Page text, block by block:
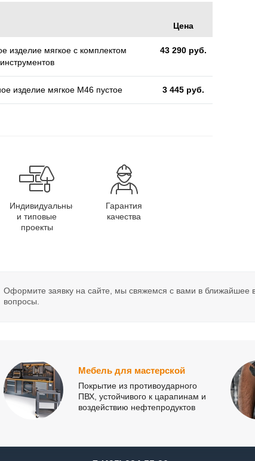
Цена
изделие мягкое с комплектом
инструментов
43 290 руб.
изделие мягкое M46 пустое 3 445 руб.
Индивидуальные
и типовые
проекты
Гарантия
качества
Оформите заявку на сайте, мы свяжемся с вами в ближайшее
вопросы.
Мебель для мастерской
Покрытие из противоударного
ПВХ, устойчивого к царапинам и
воздействию нефтепродуктов